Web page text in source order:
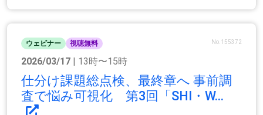
ウェビナー 視聴無料 No.155372
2026/03/17 | 13時〜15時
仕分け課題総点検、最終章へ 事前調
査で悩み可視化 第3回「SHI・W...